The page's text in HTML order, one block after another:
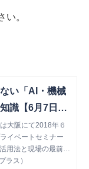
い。
い「AI・機械
識【6月7日大
3】 | trans+
ス）
大阪にて2018年６
イベートセミナー
用法と現場の最前
。 今回から全3回に
ラス）